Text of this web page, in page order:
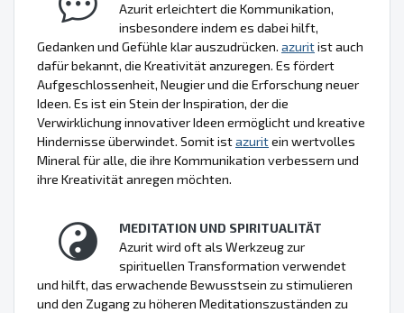
Azurit erleichtert die Kommunikation,
insbesondere indem es dabei hilft,
Gedanken und Gefühle klar auszudrücken. azuritist auch
dafür bekannt, die Kreativität anzuregen. Es fördert
Aufgeschlossenheit, Neugier und die Erforschung neuer
Ideen. Es ist ein Stein der Inspiration, der die
Verwirklichung innovativer Ideen ermöglicht und kreative
Hindernisse überwindet. Somit istazuritein wertvolles
Mineral für alle, die ihre Kommunikation verbessern und
ihre Kreativität anregen möchten.
MEDITATION UND SPIRITUALITÄT
Azurit wird oft als Werkzeug zur
spirituellen Transformation verwendet
und hilft, das erwachende Bewusstsein zu stimulieren
und den Zugang zu höheren Meditationszuständen zu